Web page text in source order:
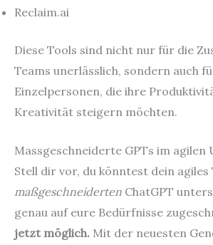
Reclaim.ai
Diese Tools sind nicht nur für die
Teams unerlässlich, sondern auch
Einzelpersonen, die ihre
Kreativität steigern möchten.
Massgeschneiderte GPTs im agilen
Stell dir vor, du könntest dein agiles
maßgeschneiderten ChatGPT
genau auf eure Bedürfnisse
jetzt möglich. Mit der neuesten